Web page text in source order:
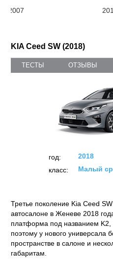
2007
KIA Ceed SW (2018)
ТЕСТЫ ОТЗЫВЫ
год:
2018
класс:
Малый
Третье поколение Kia Ceed
автосалоне в Женеве 2018
платформа под названием
поэтому у нового универсала
пространстве в салоне и
габаритам.